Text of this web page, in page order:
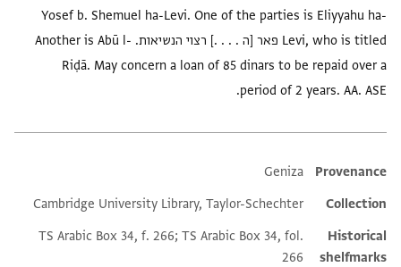
Yosef b. Shemuel ha-Levi. One of the parties is Eliyyahu ha-
Levi, who is titled פאר [ה . . . .] רצוי הנשיאות. Another is Abū l-
Riḍā. May concern a loan of 85 dinars to be repaid over a
period of 2 years. AA. ASE.
Additional metadata
Provenance
Geniza
Collection
Cambridge University Library, Taylor-Schechter
Historical
shelfmarks
TS Arabic Box 34, f. 266; TS Arabic Box 34, fol.
266